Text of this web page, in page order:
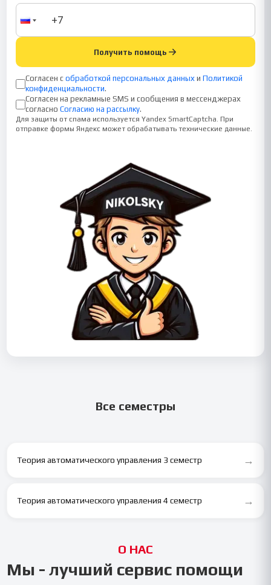
Получить помощь
Согласен с обработкой персональных данных и Политикой
конфиденциальности.
Согласен на рекламные SMS и сообщения в мессенджерах
согласно Согласию на рассылку.
Для защиты от спама используется Yandex SmartCaptcha. При
отправке формы Яндекс может обрабатывать технические данные.
Все семестры
Теория автоматического управления 3 семестр →
Теория автоматического управления 4 семестр →
О НАС
Мы - лучший сервис помощи